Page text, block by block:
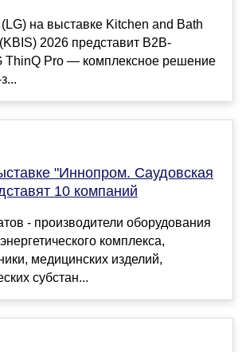
на выставке Kitchen and Bath
2026 представит B2B-
ThinQ Pro — комплексное решение
"Иннопром. Саудовская
10 компаний
- производители оборудования
комплекса,
медицинских изделий,
субстан...